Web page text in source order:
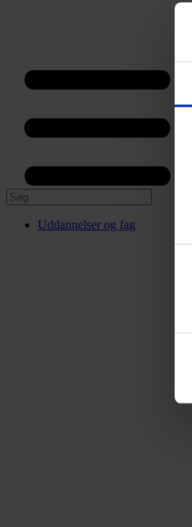
Uddannelser og fag